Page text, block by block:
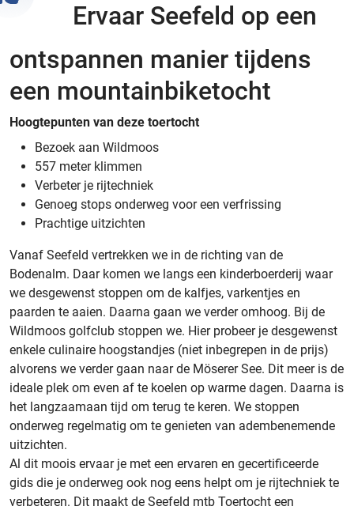
Ervaar Seefeld op een
ontspannen manier tijdens
een mountainbiketocht
Hoogtepunten van deze toertocht
Bezoek aan Wildmoos
557 meter klimmen
Verbeter je rijtechniek
Genoeg stops onderweg voor een verfrissing
Prachtige uitzichten
Vanaf Seefeld vertrekken we in de richting van de
Bodenalm. Daar komen we langs een kinderboerderij waar
we desgewenst stoppen om de kalfjes, varkentjes en
paarden te aaien. Daarna gaan we verder omhoog. Bij de
Wildmoos golfclub stoppen we. Hier probeer je desgewenst
enkele culinaire hoogstandjes (niet inbegrepen in de prijs)
alvorens we verder gaan naar de Möserer See. Dit meer is de
ideale plek om even af te koelen op warme dagen. Daarna is
het langzaamaan tijd om terug te keren. We stoppen
onderweg regelmatig om te genieten van adembenemende
uitzichten.
Al dit moois ervaar je met een ervaren en gecertificeerde
gids die je onderweg ook nog eens helpt om je rijtechniek te
verbeteren. Dit maakt de Seefeld mtb Toertocht een